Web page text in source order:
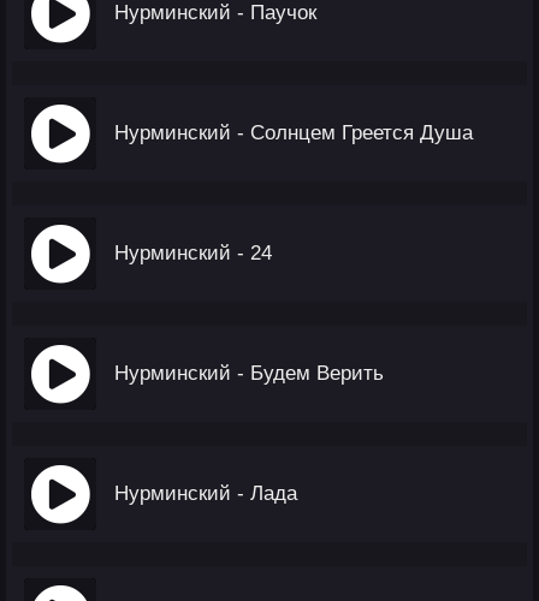
Нурминский - Паучок
Нурминский - Солнцем Греется Душа
Нурминский - 24
Нурминский - Будем Верить
Нурминский - Лада